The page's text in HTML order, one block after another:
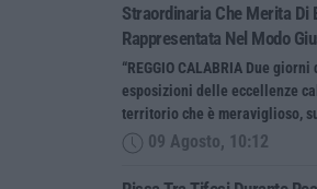
Straordinaria Che Merita Di
Rappresentata Nel Modo
“REGGIO CALABRIA Due
esposizioni delle eccellenze
territorio che è meraviglioso,
09 Agosto, 10:12